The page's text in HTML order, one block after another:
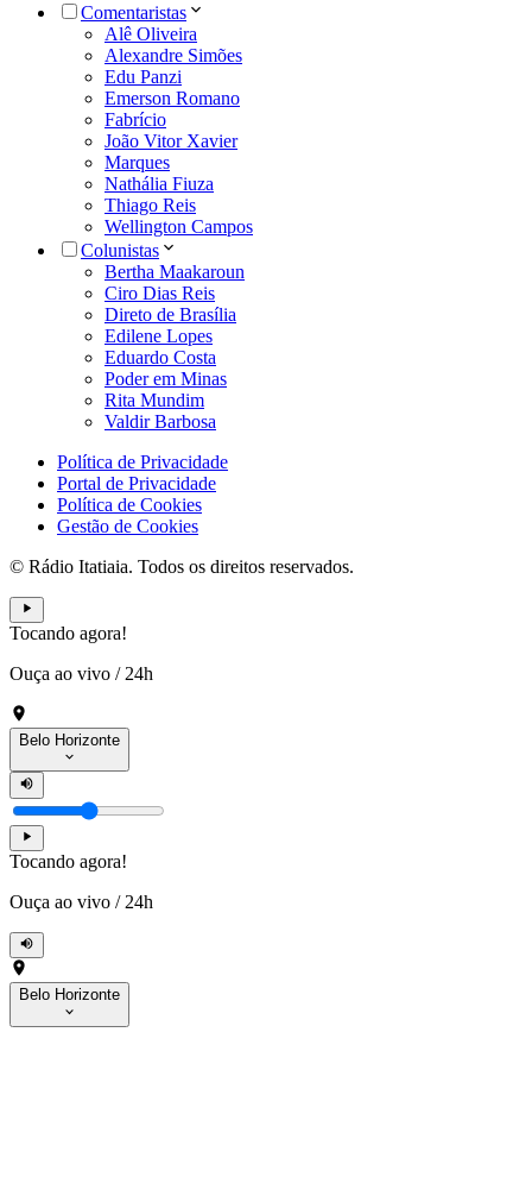
Comentaristas
Alê Oliveira
Alexandre Simões
Edu Panzi
Emerson Romano
Fabrício
João Vitor Xavier
Marques
Nathália Fiuza
Thiago Reis
Wellington Campos
Colunistas
Bertha Maakaroun
Ciro Dias Reis
Direto de Brasília
Edilene Lopes
Eduardo Costa
Poder em Minas
Rita Mundim
Valdir Barbosa
Política de Privacidade
Portal de Privacidade
Política de Cookies
Gestão de Cookies
© Rádio Itatiaia. Todos os direitos reservados.
Tocando agora!
Ouça ao vivo / 24h
Belo Horizonte
Tocando agora!
Ouça ao vivo / 24h
Belo Horizonte